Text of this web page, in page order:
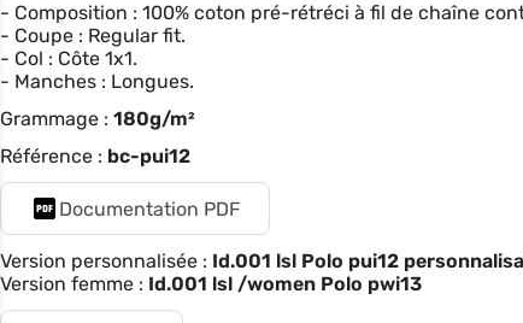
- Composition : 100% coton pré-rétréci à fil de chaîne
- Coupe : Regular fit.
- Col : Côte 1x1.
- Manches : Longues.
Grammage : 180g/m²
Référence : bc-pui12
Documentation PDF
Version personnalisée : Id.001 lsl Polo pui12
Version femme : Id.001 lsl /women Polo pwi13